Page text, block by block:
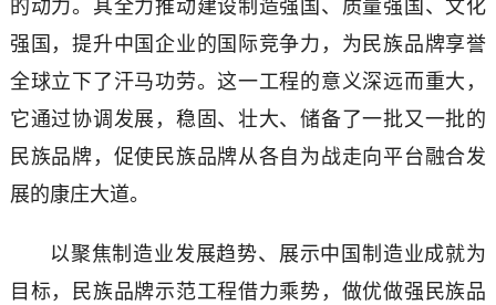
强国，提升中国企业的国际竞争力，为民族品牌享誉
全球立下了汗马功劳。这一工程的意义深远而重大，
它通过协调发展，稳固、壮大、储备了一批又一批的
民族品牌，促使民族品牌从各自为战走向平台融合发
展的康庄大道。
以聚焦制造业发展趋势、展示中国制造业成就为
目标，民族品牌示范工程借力乘势，做优做强民族品